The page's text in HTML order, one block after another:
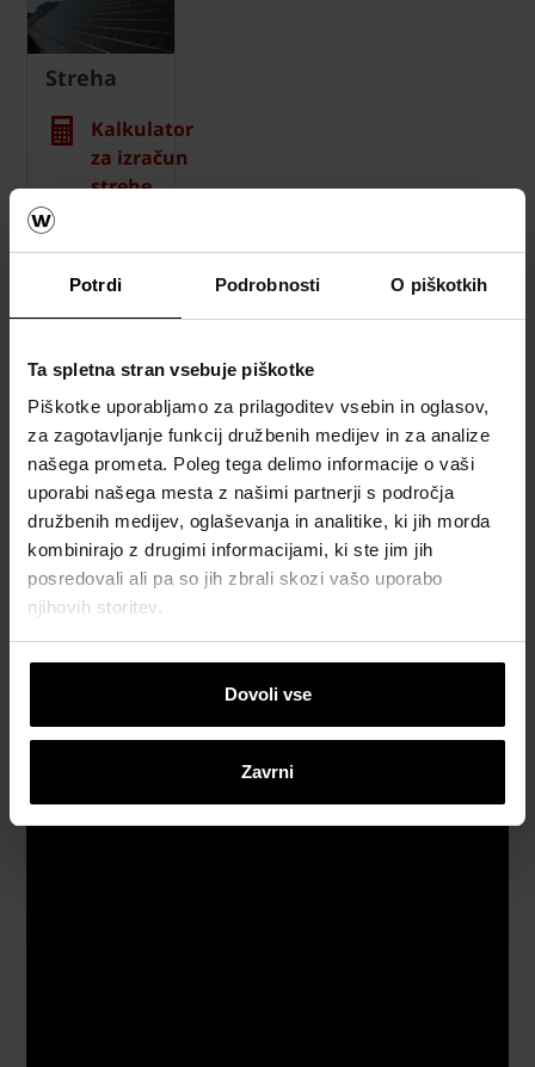
Potrdi Podrobnosti O piškotkih
Ta spletna stran vsebuje piškotke
Piškotke uporabljamo za prilagoditev vsebin in oglasov,
za zagotavljanje funkcij družbenih medijev in za analize
našega prometa. Poleg tega delimo informacije o vaši
uporabi našega mesta z našimi partnerji s področja
družbenih medijev, oglaševanja in analitike, ki jih morda
kombinirajo z drugimi informacijami, ki ste jim jih
posredovali ali pa so jih zbrali skozi vašo uporabo
njihovih storitev.
Dovoli vse
Zavrni
Streha
Kalkulator
za izračun
strehe
izračun
material
Naročite
brezplačni
vzorec
strešnika
How to
video
napotki
brošure in